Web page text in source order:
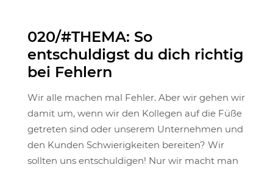
020/#THEMA: So
entschuldigst du dich richtig
bei Fehlern
Wir alle machen mal Fehler. Aber wir gehen wir
damit um, wenn wir den Kollegen auf die Füße
getreten sind oder unserem Unternehmen und
den Kunden Schwierigkeiten bereiten? Wir
sollten uns entschuldigen! Nur wir macht man